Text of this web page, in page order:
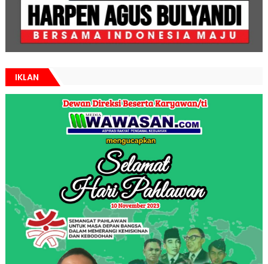
IKLAN